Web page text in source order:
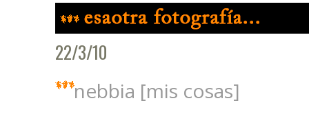
22/3/10
nebbia [mis cosas]